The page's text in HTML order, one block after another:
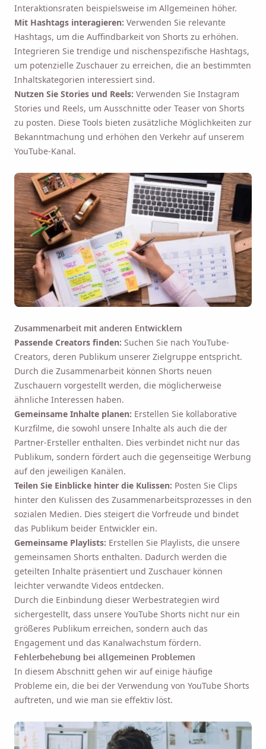
Interaktionsraten beispielsweise im Allgemeinen höher.
Mit Hashtags interagieren: Verwenden Sie relevante
Hashtags, um die Auffindbarkeit von Shorts zu erhöhen.
Integrieren Sie trendige und nischenspezifische Hashtags,
um potenzielle Zuschauer zu erreichen, die an bestimmten
Inhaltskategorien interessiert sind.
Nutzen Sie Stories und Reels: Verwenden Sie Instagram
Stories und Reels, um Ausschnitte oder Teaser von Shorts
zu posten. Diese Tools bieten zusätzliche Möglichkeiten zur
Bekanntmachung und erhöhen den Verkehr auf unserem
YouTube-Kanal.
Zusammenarbeit mit anderen Entwicklern
Passende Creators finden: Suchen Sie nach YouTube-
Creators, deren Publikum unserer Zielgruppe entspricht.
Durch die Zusammenarbeit können Shorts neuen
Zuschauern vorgestellt werden, die möglicherweise
ähnliche Interessen haben.
Gemeinsame Inhalte planen: Erstellen Sie kollaborative
Kurzfilme, die sowohl unsere Inhalte als auch die der
Partner-Ersteller enthalten. Dies verbindet nicht nur das
Publikum, sondern fördert auch die gegenseitige Werbung
auf den jeweiligen Kanälen.
Teilen Sie Einblicke hinter die Kulissen: Posten Sie Clips
hinter den Kulissen des Zusammenarbeitsprozesses in den
sozialen Medien. Dies steigert die Vorfreude und bindet
das Publikum beider Entwickler ein.
Gemeinsame Playlists: Erstellen Sie Playlists, die unsere
gemeinsamen Shorts enthalten. Dadurch werden die
geteilten Inhalte präsentiert und Zuschauer können
leichter verwandte Videos entdecken.
Durch die Einbindung dieser Werbestrategien wird
sichergestellt, dass unsere YouTube Shorts nicht nur ein
größeres Publikum erreichen, sondern auch das
Engagement und das Kanalwachstum fördern.
Fehlerbehebung bei allgemeinen Problemen
In diesem Abschnitt gehen wir auf einige häufige
Probleme ein, die bei der Verwendung von YouTube Shorts
auftreten, und wie man sie effektiv löst.